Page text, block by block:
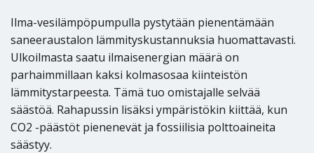
Ilma-vesilämpöpumpulla pystytään pienentämään
saneeraustalon lämmityskustannuksia huomattavasti.
Ulkoilmasta saatu ilmaisenergian määrä on
parhaimmillaan kaksi kolmasosaa kiinteistön
lämmitystarpeesta. Tämä tuo omistajalle selvää
säästöä. Rahapussin lisäksi ympäristökin kiittää, kun
CO2 -päästöt pienenevät ja fossiilisia polttoaineita
säästyy.